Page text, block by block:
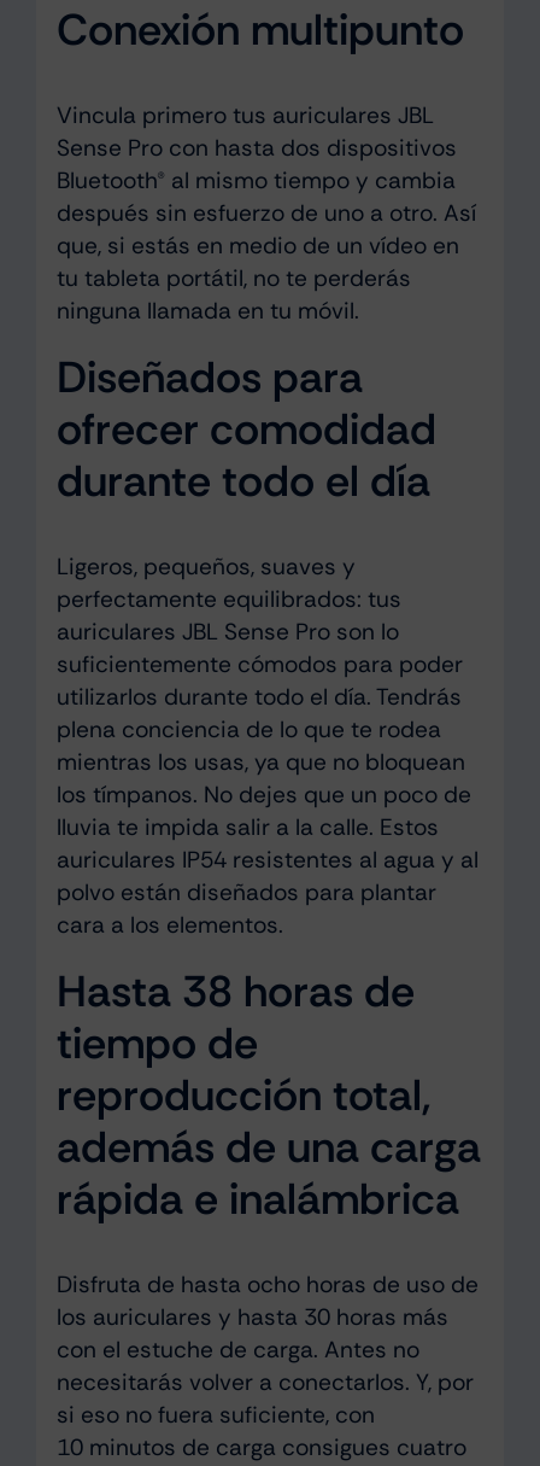
Conexión multipunto
Vincula primero tus auriculares JBL
Sense Pro con hasta dos dispositivos
Bluetooth® al mismo tiempo y cambia
después sin esfuerzo de uno a otro. Así
que, si estás en medio de un vídeo en
tu tableta portátil, no te perderás
ninguna llamada en tu móvil.
Diseñados para
ofrecer comodidad
durante todo el día
Ligeros, pequeños, suaves y
perfectamente equilibrados: tus
auriculares JBL Sense Pro son lo
suficientemente cómodos para poder
utilizarlos durante todo el día. Tendrás
plena conciencia de lo que te rodea
mientras los usas, ya que no bloquean
los tímpanos. No dejes que un poco de
lluvia te impida salir a la calle. Estos
auriculares IP54 resistentes al agua y al
polvo están diseñados para plantar
cara a los elementos.
Hasta 38 horas de
tiempo de
reproducción total,
además de una carga
rápida e inalámbrica
Disfruta de hasta ocho horas de uso de
los auriculares y hasta 30 horas más
con el estuche de carga. Antes no
necesitarás volver a conectarlos. Y, por
si eso no fuera suficiente, con
10 minutos de carga consigues cuatro